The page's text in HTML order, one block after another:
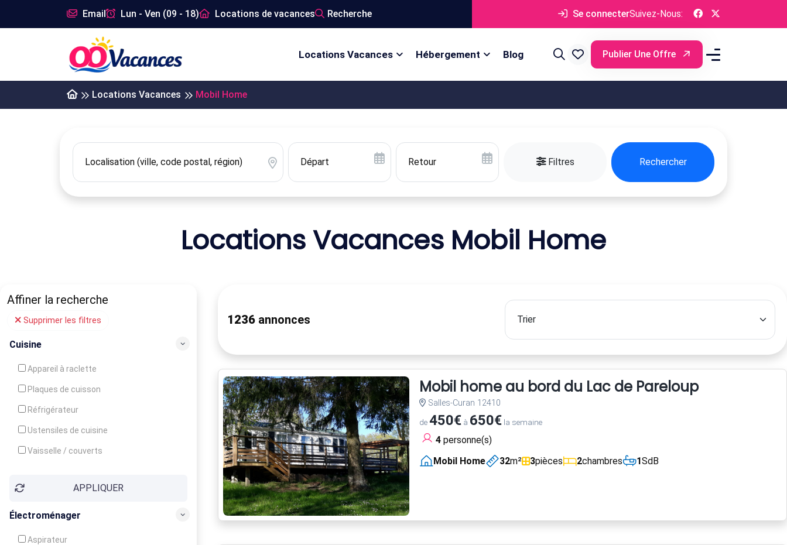
Email Lun - Ven (09 - 18) Locations de vacances Recherche Se connecterSuivez-Nous:
Locations Vacances Hébergement Blog Publier Une Offre
Locations Vacances Mobil Home
Filtres Rechercher
Locations Vacances Mobil Home
Affiner la recherche
Supprimer les filtres
Cuisine
Appareil à raclette
Plaques de cuisson
Réfrigérateur
Ustensiles de cuisine
Vaisselle / couverts
Congélateur
APPLIQUER
Électroménager
Aspirateur
1236 annonces
Mobil home au bord du Lac de Pareloup
Salles-Curan 12410
de450€à 650€la semaine
4personne(s)
Mobil Home
32m² 3pièces 2chambres 1SdB